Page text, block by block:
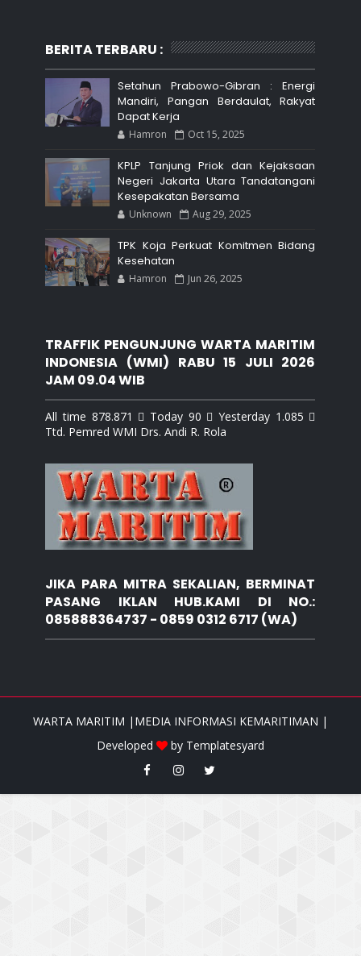
BERITA TERBARU :
Setahun Prabowo-Gibran : Energi
Mandiri, Pangan Berdaulat, Rakyat
Dapat Kerja
Hamron Oct 15, 2025
KPLP Tanjung Priok dan Kejaksaan
Negeri Jakarta Utara Tandatangani
Kesepakatan Bersama
Unknown Aug 29, 2025
TPK Koja Perkuat Komitmen Bidang
Kesehatan
Hamron Jun 26, 2025
TRAFFIK PENGUNJUNG WARTA MARITIM
INDONESIA (WMI) RABU 15 JULI 2026
JAM 09.04 WIB
All time 878.871  Today 90  Yesterday 1.085 
Ttd. Pemred WMI Drs. Andi R. Rola
JIKA PARA MITRA SEKALIAN, BERMINAT
PASANG IKLAN HUB.KAMI DI NO.:
085888364737 - 0859 0312 6717 (WA)
WARTA MARITIM |MEDIA INFORMASI KEMARITIMAN |
Developed
by Templatesyard